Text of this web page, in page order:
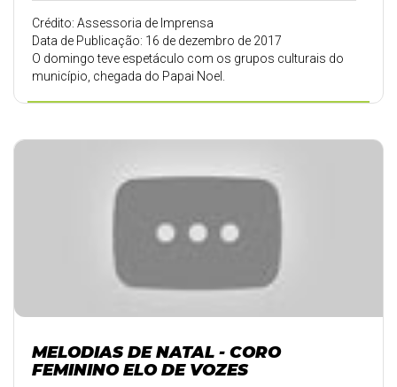
Crédito: Assessoria de Imprensa
Data de Publicação: 16 de dezembro de 2017
O domingo teve espetáculo com os grupos culturais do
município, chegada do Papai Noel.
MELODIAS DE NATAL - CORO
FEMININO ELO DE VOZES